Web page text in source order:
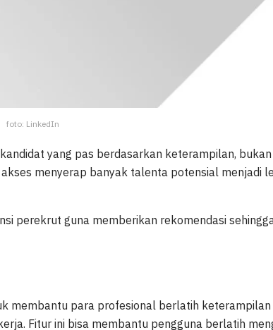
foto: LinkedIn
yang pas berdasarkan keterampilan, bukan
menyerap banyak talenta potensial menjadi
perekrut guna memberikan rekomendasi
membantu para profesional berlatih keterampilan
Fitur ini bisa membantu pengguna berlatih